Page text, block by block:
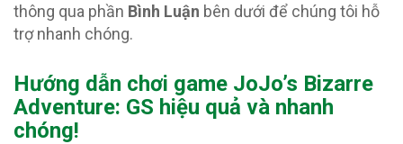
thông qua phần Bình Luận bên dưới để chúng tôi hỗ
trợ nhanh chóng.
Hướng dẫn chơi game JoJo’s Bizarre
Adventure: GS hiệu quả và nhanh
chóng!